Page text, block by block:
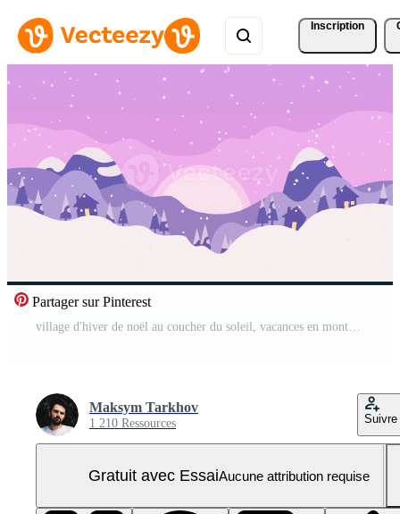
Inscription
Partager sur Pinterest
village d'hiver de noël au coucher du soleil, vacances en montagne vidéo 4k. graphiques animés dessinés à la main avec espace pour la marque de logo ou le texte, couleurs roses. Vidéo Pro
Maksym Tarkhov
1 210 Ressources Suivre
Gratuit avec EssaiAucune attribution requise